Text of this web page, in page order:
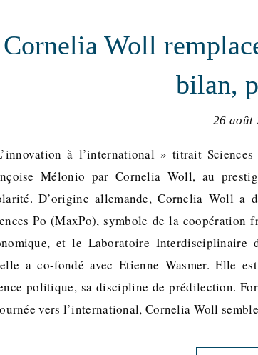
Cornelia Woll
bilan,
26 août
à l’international » titrait
Mélonio par Cornelia Woll, au
D’origine allemande, Cornelia Woll
Po (MaxPo), symbole de la coopération
et le Laboratoire Interdisciplinaire
a co-fondé avec Etienne Wasmer. Elle
politique, sa discipline de prédilection.
vers l’international, Cornelia Woll